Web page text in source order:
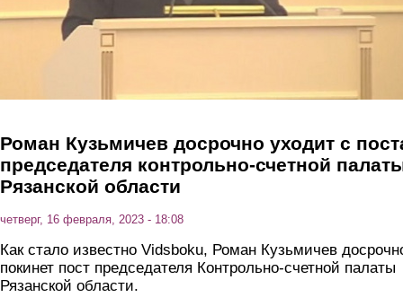
Роман Кузьмичев досрочно уходит с
председателя контрольно-счетной
Рязанской области
четверг, 16 февраля, 2023 - 18:08
Как стало известно Vidsboku, Роман Кузьмичев
покинет пост председателя Контрольно-счетной палаты
Рязанской области.